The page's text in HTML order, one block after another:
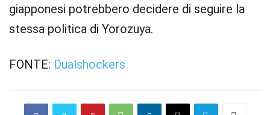
giapponesi potrebbero decidere di seguire la
stessa politica di Yorozuya.
FONTE: Dualshockers